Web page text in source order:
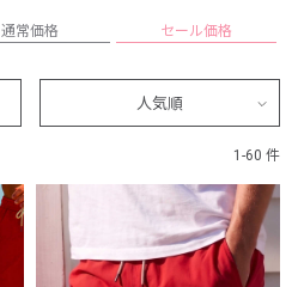
通常価格 セール価格
人気順
1-60 件